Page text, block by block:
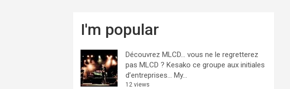
I'm popular
Découvrez MLCD… vous ne le regretterez
pas MLCD ? Kesako ce groupe aux initiales
d’entreprises… My...
12 views